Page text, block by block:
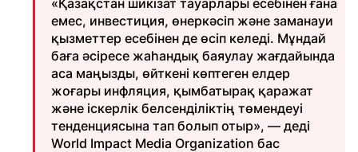
«Қазақстан шикізат тауарлары есебінен ғана
емес, инвестиция, өнеркәсіп және заманауи
қызметтер есебінен де өсіп келеді. Мұндай
баға әсіресе жаһандық баяулау жағдайында
аса маңызды, өйткені көптеген елдер
жоғары инфляция, қымбатырақ қаражат
және іскерлік белсенділіктің төмендеуі
тенденциясына тап болып отыр», — деді
World Impact Media Organization бас